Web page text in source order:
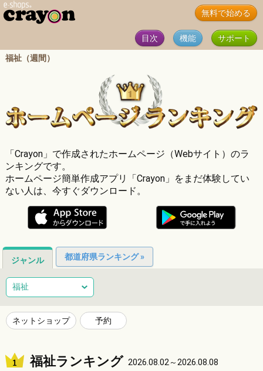
無料で始める
目次 機能
サポート
福祉（週間）
「Crayon」で作成されたホームページ（Webサイト）のラ
ンキングです。
ホームページ簡単作成アプリ「Crayon」をまだ体験してい
ない人は、今すぐダウンロード。
ジャンル 都道府県ランキング »
総合 健康
ネイルサロン エステサロン
ショッピング グルメ 居酒屋 ビジネス
福祉
ネットショップ 予約
福祉ランキング 2026.08.02～2026.08.08